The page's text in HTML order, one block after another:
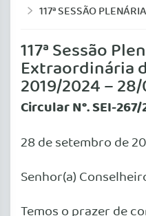
117ª SESSÃO PLENÁRIA EXTRAORDINÁRIA DO CFM – GESTÃO 2019/
117ª Sessão
Extraordinária
2019/2024 –
Circular N°. SEI-
28 de setembro de
Senhor(a)
Temos o prazer de